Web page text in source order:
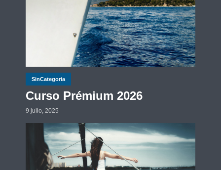
SinCategoria
Curso Prémium 2026
9 julio, 2025